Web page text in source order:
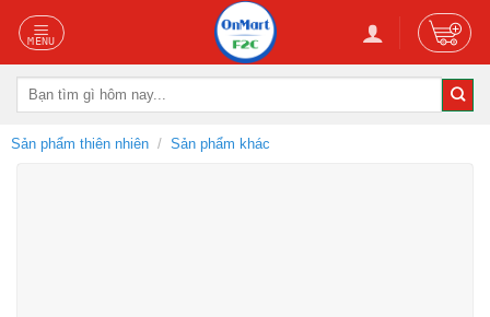
Skip
content
Tìm
Sản phẩm thiên nhiên / Sản phẩm khác